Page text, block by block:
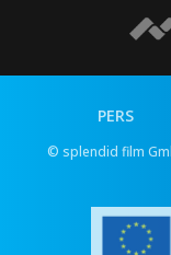
PERS
© splendid film